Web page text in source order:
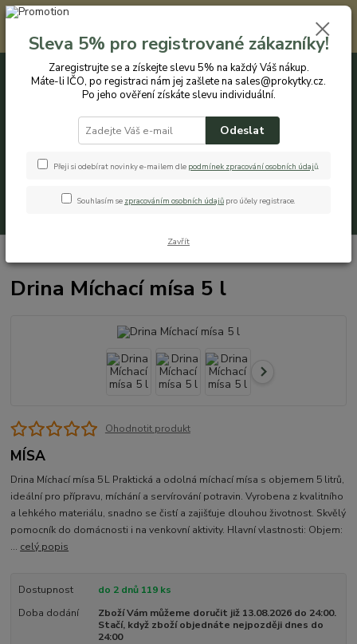
Registrovaným zákazníkům nabízíme slevu 5% na každý nákup. Máte-li
IČO, po registraci nám jej zašlete na sales@prokytky.cz. Po jeho ověření
získáte slevu individuální. Přejít na registraci →
CZK
+420 774 544 973 0ks
Drina Míchací mísa 5 l
Ohodnotit produkt
MÍSA
Drina Míchací mísa 5 L Praktická a odolná míchací mísa s objemem 5 litrů,
ideální pro přípravu, míchání a servírování potravin. Vyrobena z kvalitního
a lehkého materiálu, snadno se čistí a zajišťuje dlouhou životnost. Skvělý
pomocník do domácnosti i na venkovní aktivity. Hlavní vlastnosti: Objem:
... celý popis
Dostupnost
do 2 dnů 119 ks
Doba dodání
Zboží Vám můžeme doručit již 13.08.2026 do 24:00.
Stačí, když zboží objednáte nejpozději dnes do
24:00
Sleva 5% pro registrované zákazníky!
Zaregistrujte se a získejte slevu 5% na každý Váš nákup.
Máte-li IČO, po registraci nám jej zašlete na sales@prokytky.cz.
Po jeho ověření získáte slevu individuální.
Odeslat
Přeji si odebírat novinky e-mailem dle podmínek zpracování osobních údajů.
Souhlasím se zpracováním osobních údajů pro účely registrace.
Zavřít